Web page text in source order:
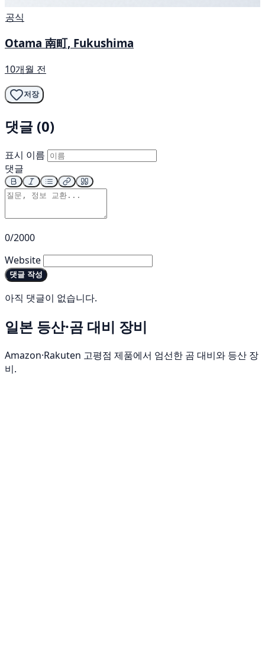
공식
Otama 南町, Fukushima
10개월 전
저장
댓글 (0)
표시 이름
댓글
0/2000
Website
댓글 작성
아직 댓글이 없습니다.
일본 등산·곰 대비 장비
Amazon·Rakuten 고평점 제품에서 엄선한 곰 대비와 등산 장
비.